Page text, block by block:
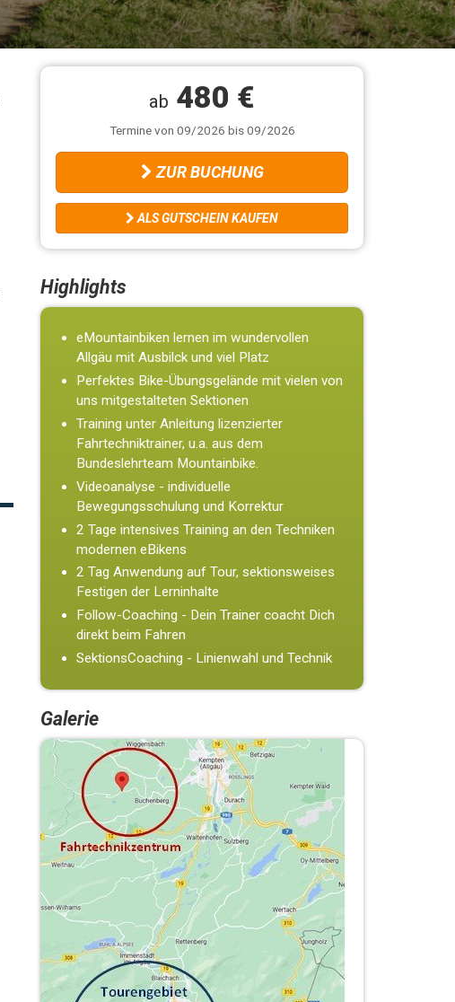
ab 480 €
Termine von 09/2026 bis 09/2026
ZUR BUCHUNG
ALS GUTSCHEIN KAUFEN
Highlights
eMountainbiken lernen im wundervollen
Allgäu mit Ausbilck und viel Platz
Perfektes Bike-Übungsgelände mit vielen von
uns mitgestalteten Sektionen
Training unter Anleitung lizenzierter
Fahrtechniktrainer, u.a. aus dem
Bundeslehrteam Mountainbike.
Videoanalyse - individuelle
Bewegungsschulung und Korrektur
2 Tage intensives Training an den Techniken
modernen eBikens
2 Tag Anwendung auf Tour, sektionsweises
Festigen der Lerninhalte
Follow-Coaching - Dein Trainer coacht Dich
direkt beim Fahren
SektionsCoaching - Linienwahl und Technik
Galerie